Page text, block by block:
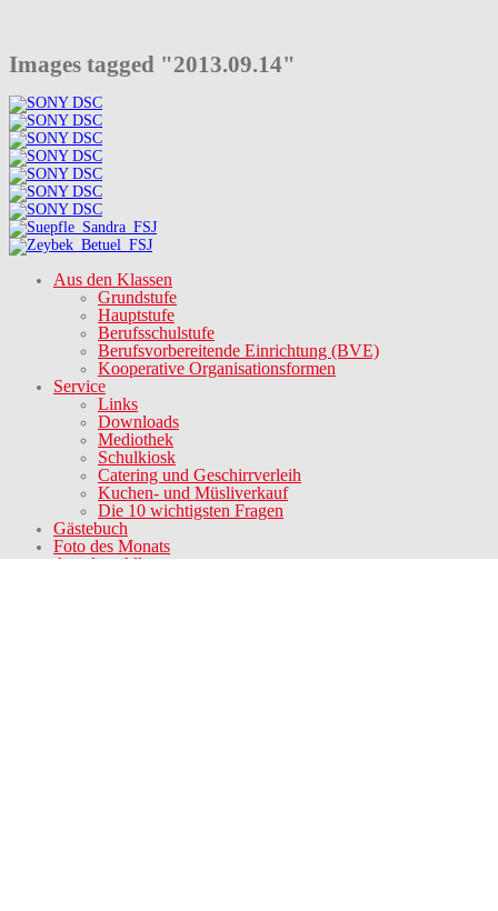
Images tagged "2013.09.14"
Aus den Klassen
Grundstufe
Hauptstufe
Berufsschulstufe
Berufsvorbereitende Einrichtung (BVE)
Kooperative Organisationsformen
Service
Links
Downloads
Mediothek
Schulkiosk
Catering und Geschirrverleih
Kuchen- und Müsliverkauf
Die 10 wichtigsten Fragen
Gästebuch
Foto des Monats
Aus dem Alltag